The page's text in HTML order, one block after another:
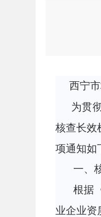
西宁
为贯
核查长效
项通知如
一、
根据
业企业资